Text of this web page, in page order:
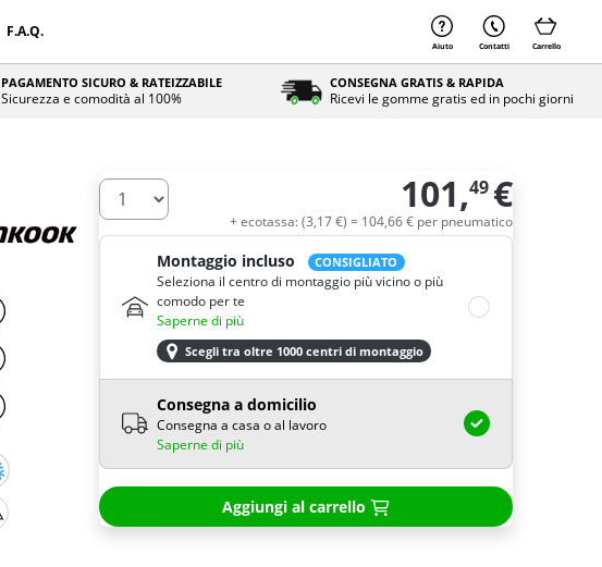
F.A.Q.
Aiuto Contatti Carrello
PAGAMENTO SICURO & RATEIZZABILE
Sicurezza e comodità al 100%
CONSEGNA GRATIS & RAPIDA
Ricevi le gomme gratis ed in pochi giorni
Quantità 101,49 €
+ ecotassa: (3,17€) = 104,66€ per pneumatico
Montaggio incluso CONSIGLIATO
Seleziona il centro di montaggio più vicino o più
comodo per te
Saperne di più
Scegli tra oltre 1000 centri di montaggio
Consegna a domicilio
Consegna a casa o al lavoro
Saperne di più
Aggiungi al carrello